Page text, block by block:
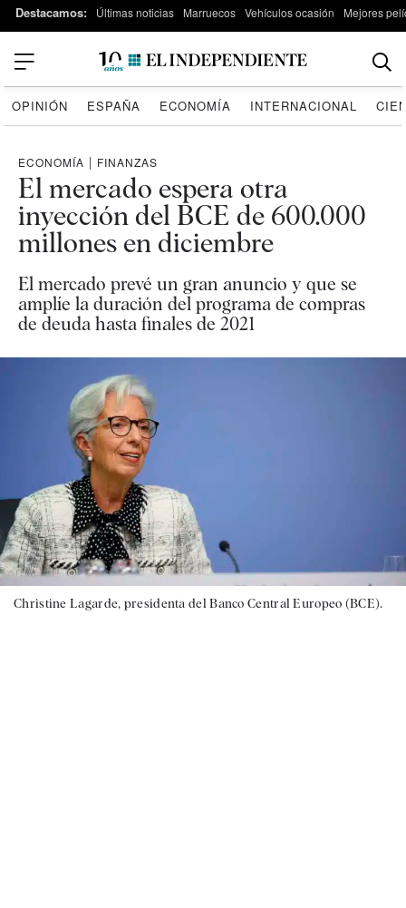
Destacamos: Últimas noticias Marruecos Vehículos ocasión Mejores
OPINIÓN ESPAÑA ECONOMÍA INTERNACIONAL
ECONOMÍA | FINANZAS
El mercado espera otra
inyección del BCE de 600.000
millones en diciembre
El mercado prevé un gran anuncio y que se
amplíe la duración del programa de compras
de deuda hasta finales de 2021
Christine Lagarde, presidenta del Banco Central Europeo (BCE).